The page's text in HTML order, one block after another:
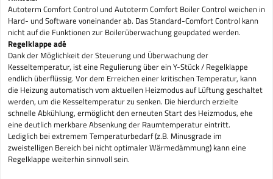
Autoterm Comfort Control und Autoterm Comfort Boiler Control weichen in
Hard- und Software voneinander ab. Das Standard-Comfort Control kann
nicht auf die Funktionen zur Boilerüberwachung geupdated werden.
Regelklappe adé
Dank der Möglichkeit der Steuerung und Überwachung der
Kesseltemperatur, ist eine Regulierung über ein Y-Stück / Regelklappe
endlich überflüssig. Vor dem Erreichen einer kritischen Temperatur, kann
die Heizung automatisch vom aktuellen Heizmodus auf Lüftung geschaltet
werden, um die Kesseltemperatur zu senken. Die hierdurch erzielte
schnelle Abkühlung, ermöglicht den erneuten Start des Heizmodus, ehe
eine deutlich merkbare Absenkung der Raumtemperatur eintritt.
Lediglich bei extremem Temperaturbedarf (z.B. Minusgrade im
zweistelligen Bereich bei nicht optimaler Wärmedämmung) kann eine
Regelklappe weiterhin sinnvoll sein.